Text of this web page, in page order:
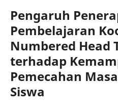
Pengaruh
Pembelajaran
Numbered Head
terhadap
Pemecahan
Siswa